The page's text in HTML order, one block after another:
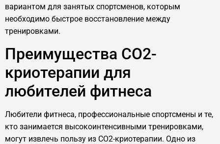
вариантом для занятых спортсменов, которым
необходимо быстрое восстановление между
тренировками.
Преимущества CO2-
криотерапии для
любителей фитнеса
Любители фитнеса, профессиональные спортсмены и те,
кто занимается высокоинтенсивными тренировками,
могут извлечь пользу из CO2-криотерапии. Одно из